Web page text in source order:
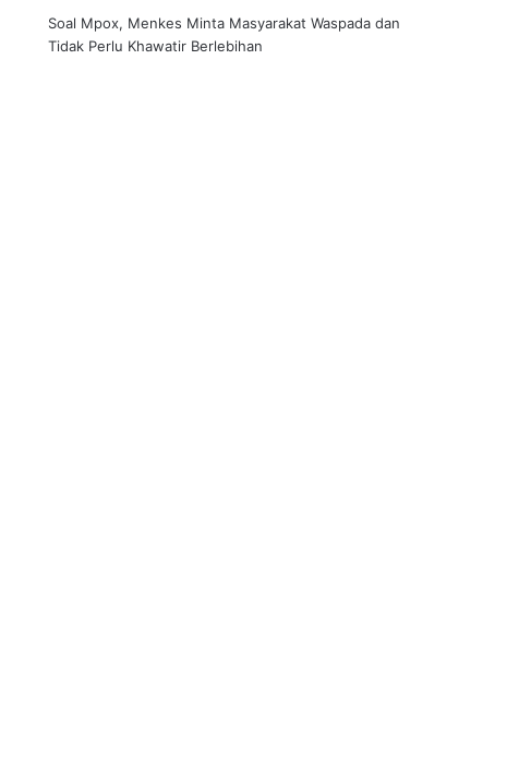
Soal Mpox, Menkes Minta Masyarakat Waspada dan
Tidak Perlu Khawatir Berlebihan